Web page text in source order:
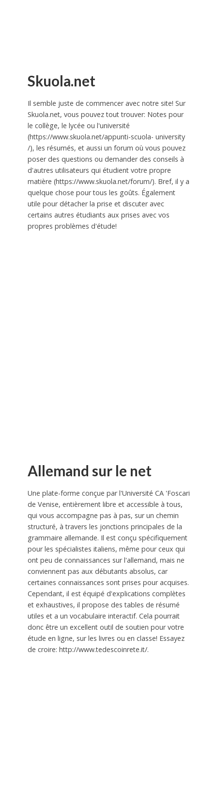
Skuola.net
Il semble juste de commencer avec notre site! Sur
Skuola.net, vous pouvez tout trouver: Notes pour
le collège, le lycée ou l'université
(https://www.skuola.net/appunti-scuola- university
/), les résumés, et aussi un forum où vous pouvez
poser des questions ou demander des conseils à
d'autres utilisateurs qui étudient votre propre
matière (https://www.skuola.net/forum/). Bref, il y a
quelque chose pour tous les goûts. Également
utile pour détacher la prise et discuter avec
certains autres étudiants aux prises avec vos
propres problèmes d'étude!
Allemand sur le net
Une plate-forme conçue par l'Université CA 'Foscari
de Venise, entièrement libre et accessible à tous,
qui vous accompagne pas à pas, sur un chemin
structuré, à travers les jonctions principales de la
grammaire allemande. Il est conçu spécifiquement
pour les spécialistes italiens, même pour ceux qui
ont peu de connaissances sur l'allemand, mais ne
conviennent pas aux débutants absolus, car
certaines connaissances sont prises pour acquises.
Cependant, il est équipé d'explications complètes
et exhaustives, il propose des tables de résumé
utiles et a un vocabulaire interactif. Cela pourrait
donc être un excellent outil de soutien pour votre
étude en ligne, sur les livres ou en classe! Essayez
de croire: http://www.tedescoinrete.it/.